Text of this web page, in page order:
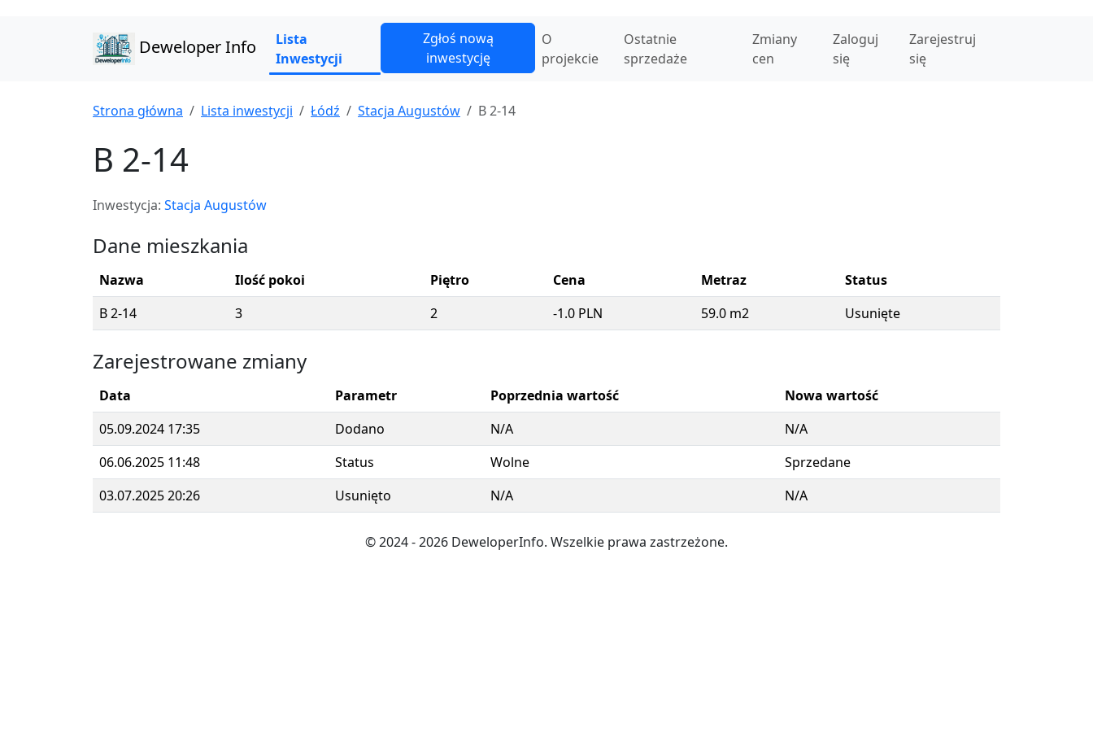
Deweloper Info
Lista
Inwestycji
Zgłoś nową
inwestycję
O
projekcie
Ostatnie
sprzedaże
Zmiany
cen
Zaloguj
się
Zarejestruj
się
Strona główna Lista inwestycji Łódź Stacja Augustów B 2-14
B 2-14
Inwestycja: Stacja Augustów
Dane mieszkania
Nazwa Ilość pokoi Piętro Cena Metraz
Status
B 2-14
3 2 -1.0 PLN 59.0 m2 Usunięte
Zarejestrowane zmiany
Data Parametr Poprzednia wartość
Nowa wartość
05.09.2024 17:35
Dodano N/A
N/A
06.06.2025 11:48
Status Wolne
Sprzedane
03.07.2025 20:26
Usunięto N/A N/A
© 2024- 2026 DeweloperInfo. Wszelkie prawa zastrzeżone.